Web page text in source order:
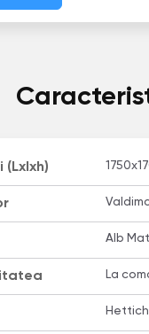
(Lxlxh)
Alb
La